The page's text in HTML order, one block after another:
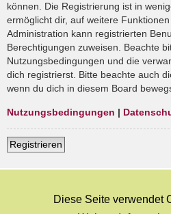
Diese Seite verwendet
können. Die Registrierung ist in
ermöglicht dir, auf weitere
Administration kann registrierten
Berechtigungen zuweisen. Beachte
Nutzungsbedingungen und die
dich registrierst. Bitte beachte auch
wenn du dich in diesem Board
Nutzungsbedingungen |
Registrieren